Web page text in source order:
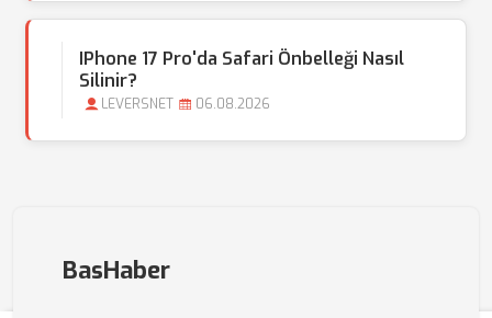
IPhone 17 Pro'da Safari Önbelleği Nasıl
Silinir?
LEVERSNET 06.08.2026
BasHaber